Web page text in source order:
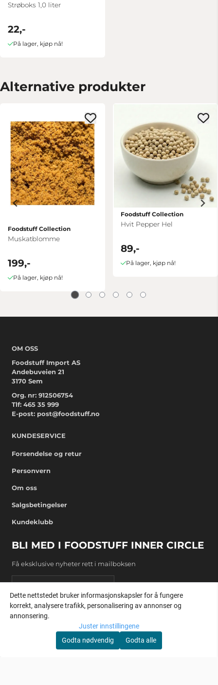
Strøboks 1,0 liter
22,-
På lager, kjøp nå!
Alternative produkter
Foodstuff Collection
Muskatblomme
199,-
På lager, kjøp nå!
Foodstuff Collection
Hvit Pepper Hel
89,-
På lager, kjøp nå!
OM OSS
Foodstuff Import AS
Andebuveien 21
3170 Sem
Org. nr: 912506754
Tlf: 465 35 999
E-post: post@foodstuff.no
KUNDESERVICE
Forsendelse og retur
Personvern
Om oss
Salgsbetingelser
Kundeklubb
BLI MED I FOODSTUFF INNER CIRCLE
Få eksklusive nyheter rett i mailboksen
REGISTRER DEG
Dette nettstedet bruker informasjonskapsler for å fungere
korrekt, analysere trafikk, personalisering av annonser og
annonsering.
Juster innstillingene
Godta nødvendig
Godta alle